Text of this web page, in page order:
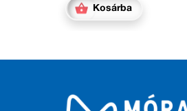
Kosárba